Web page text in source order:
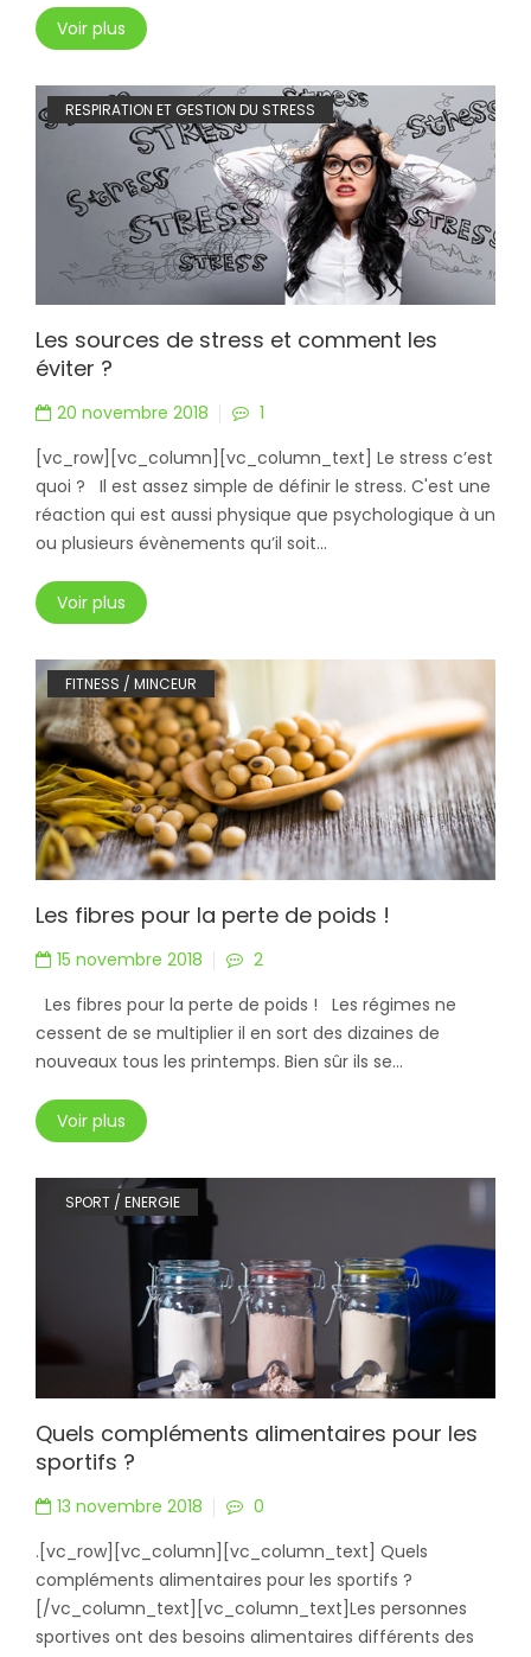
Voir plus
RESPIRATION ET GESTION DU STRESS
Les sources de stress et comment les
éviter ?
20 novembre 2018
1
[vc_row][vc_column][vc_column_text] Le stress c’est
quoi ? Il est assez simple de définir le stress. C'est une
réaction qui est aussi physique que psychologique à un
ou plusieurs évènements qu’il soit...
Voir plus
FITNESS / MINCEUR
Les fibres pour la perte de poids !
15 novembre 2018
2
Les fibres pour la perte de poids ! Les régimes ne
cessent de se multiplier il en sort des dizaines de
nouveaux tous les printemps. Bien sûr ils se...
Voir plus
SPORT / ENERGIE
Quels compléments alimentaires pour les
sportifs ?
13 novembre 2018
0
.[vc_row][vc_column][vc_column_text] Quels
compléments alimentaires pour les sportifs ?
[/vc_column_text][vc_column_text]Les personnes
sportives ont des besoins alimentaires différents des